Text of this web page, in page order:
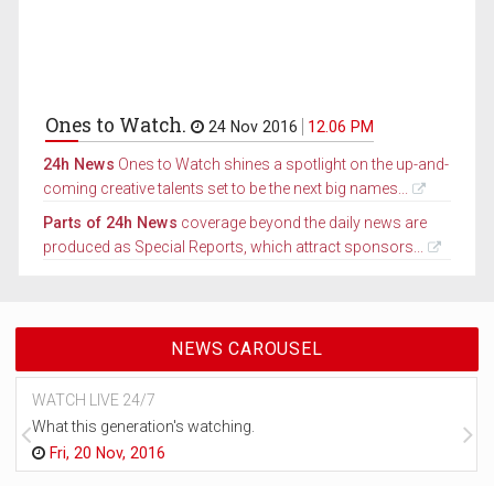
Ones to Watch. 24 Nov 2016 12.06 PM
24h News Ones to Watch shines a spotlight on the up-and-
coming creative talents set to be the next big names...
Parts of 24h News coverage beyond the daily news are
produced as Special Reports, which attract sponsors...
NEWS CAROUSEL
WATCH LIVE 24/7
What this generation's watching.
Fri, 20 Nov, 2016